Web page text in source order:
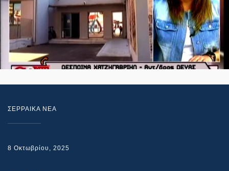
ΣΕΡΡΑΙΚΑ ΝΕΑ
8 Οκτωβρίου, 2025